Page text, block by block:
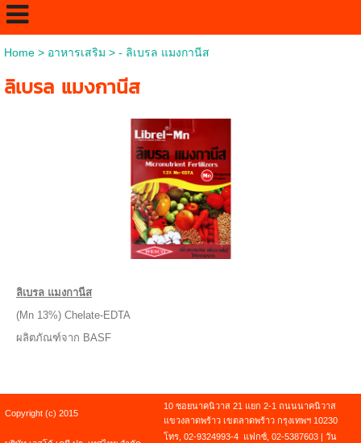
Home> อาหารเสริม > - ลิเบรล แมงกานีส
ลิเบรล แมงกานีส
ลิเบรล แมงกานีส
(Mn 13%) Chelate-EDTA
ผลิตภัณฑ์จาก BASF
Copyright (c) 2015
10 ซอยนาคนิวาส 21 แยก 2-1 ถนนนาคนิวาส
แขวงลาดพร้าว เขตลาดพร้าว กรุงเทพฯ 10230
โทร, 02-9324993-4 แฟกซ์, 02-5387603 | วัน